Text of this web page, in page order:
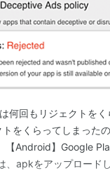
何回もリジェクトを
をくらってしまった
【Android】Google
、apkをアップロード